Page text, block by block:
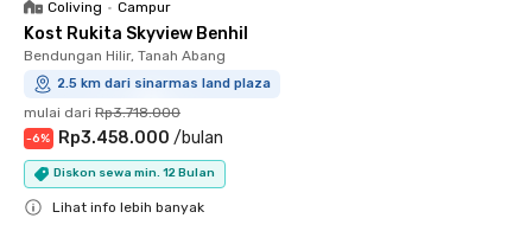
Coliving • Campur
Kost Rukita Skyview Benhil
Bendungan Hilir, Tanah Abang
2.5 km dari sinarmas land plaza
mulai dari Rp3.718.000
-6% Rp3.458.000 /bulan
Diskon sewa min. 12 Bulan
Lihat info lebih banyak